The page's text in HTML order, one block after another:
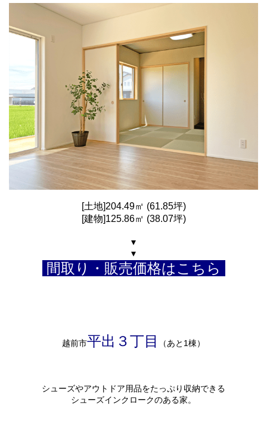
[土地]204.49㎡ (61.85坪)
[建物]125.86㎡ (38.07坪)
▾
▾
間取り・販売価格はこちら
越前市平出３丁目 （あと1棟）
シューズやアウトドア用品をたっぷり収納できる
シューズインクロークのある家。